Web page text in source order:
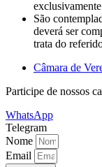
São
deverá ser
trata do
Câmara de
Participe de nossos
WhatsApp
Telegram
Nome
Email